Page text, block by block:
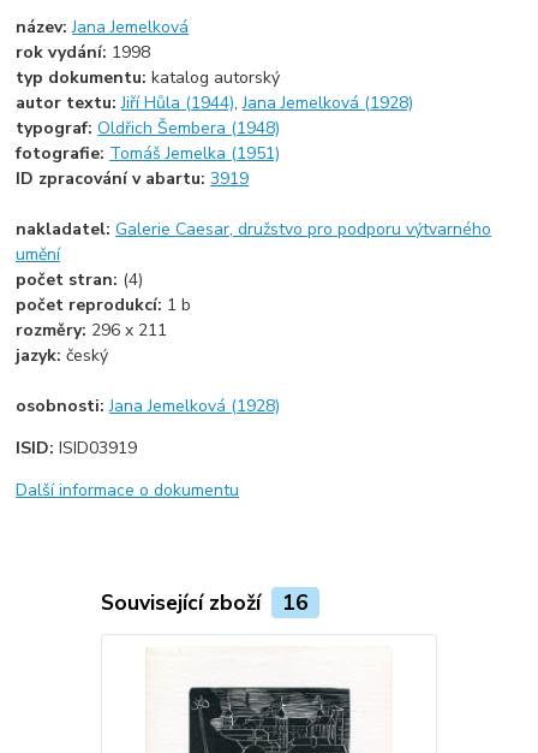
název:Jana Jemelková
rok vydání: 1998
typ dokumentu:katalog autorský
autor textu:Jiří Hůla (1944),Jana Jemelková (1928)
typograf:Oldřich Šembera (1948)
fotografie: Tomáš Jemelka (1951)
ID zpracování v abartu:3919
nakladatel:Galerie Caesar, družstvo pro podporu výtvarného
umění
počet stran: (4)
počet reprodukcí: 1 b
rozměry: 296 x 211
jazyk:český
osobnosti:Jana Jemelková (1928)
ISID:ISID03919
Další informace o dokumentu
Související zboží 16